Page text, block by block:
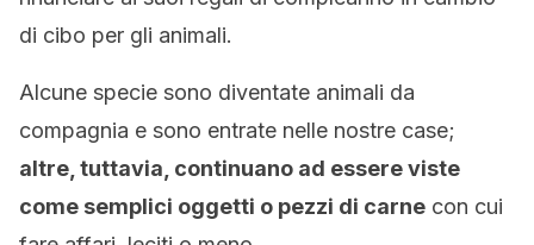
di cibo per gli animali.
Alcune specie sono diventate animali da
compagnia e sono entrate nelle nostre case;
altre, tuttavia, continuano ad essere viste
come semplici oggetti o pezzi di carne con cui